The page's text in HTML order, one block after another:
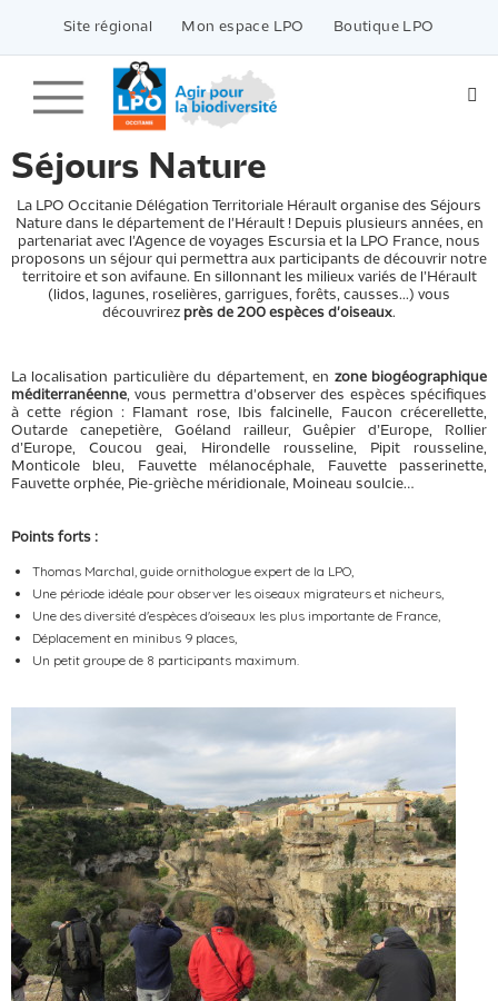
contenu
Site régional Mon espace LPO Boutique LPO
Séjours Nature
La LPO Occitanie Délégation Territoriale Hérault organise des Séjours
Nature dans le département de l'Hérault ! Depuis plusieurs années, en
partenariat avec l'Agence de voyages Escursia et la LPO France, nous
proposons un séjour qui permettra aux participants de découvrir notre
territoire et son avifaune. En sillonnant les milieux variés de l’Hérault
(lidos, lagunes, roselières, garrigues, forêts, causses...) vous
découvrirez près de 200 espèces d'oiseaux.
La localisation particulière du département, en zone biogéographique
méditerranéenne , vous permettra d'observer des espèces spécifiques
à cette région : Flamant rose, Ibis falcinelle, Faucon crécerellette,
Outarde canepetière, Goéland railleur, Guêpier d’Europe, Rollier
d’Europe, Coucou geai, Hirondelle rousseline, Pipit rousseline,
Monticole bleu, Fauvette mélanocéphale, Fauvette passerinette,
Fauvette orphée, Pie-grièche méridionale, Moineau soulcie…
Points forts :
Thomas Marchal, guide ornithologue expert de la LPO,
Une période idéale pour observer les oiseaux migrateurs et nicheurs,
Une des diversité d'espèces d'oiseaux les plus importante de France,
Déplacement en minibus 9 places,
Un petit groupe de 8 participants maximum.